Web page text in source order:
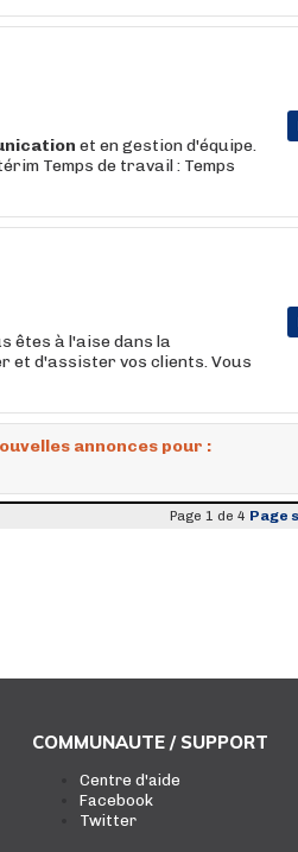
et en gestion d'équipe.
Temps de travail : Temps
êtes à l'aise dans la
et d'assister vos clients. Vous
annonces pour :
Page 1 de 4 Page
COMMUNAUTE / SUPPORT
Centre d'aide
Facebook
Twitter